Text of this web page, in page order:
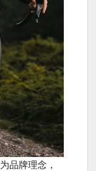
品牌理念，